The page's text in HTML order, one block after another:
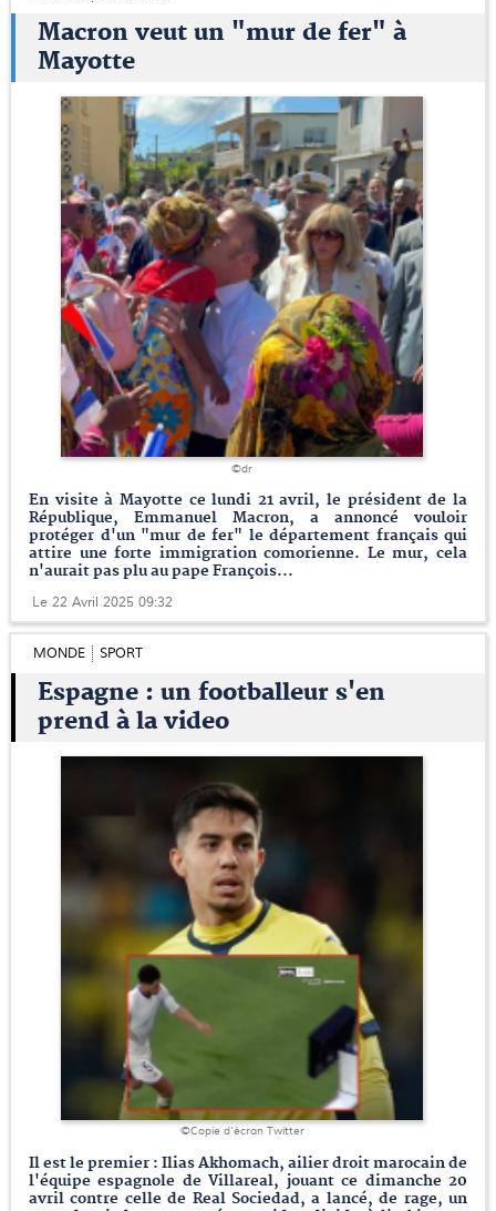
Macron veut un "mur de fer" à
Mayotte
©dr
En visite à Mayotte ce lundi 21 avril, le président de la
République, Emmanuel Macron, a annoncé vouloir
protéger d'un "mur de fer" le département français qui
attire une forte immigration comorienne. Le mur, cela
n'aurait pas plu au pape François...
Le 22 Avril 2025 09:32
MONDE SPORT
Espagne : un footballeur s'en
prend à la video
©Copie d'écran Twitter
Il est le premier : Ilias Akhomach, ailier droit marocain de
l'équipe espagnole de Villareal, jouant ce dimanche 20
avril contre celle de Real Sociedad, a lancé, de rage, un